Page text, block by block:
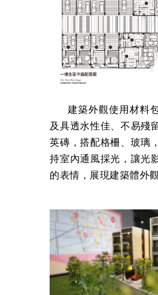
建築外觀使用材料包
及具透水性佳、不易殘
英磚，搭配格柵、玻璃
持室內通風採光，讓光
的表情，展現建築體外